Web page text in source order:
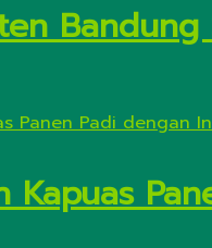
Kapuas